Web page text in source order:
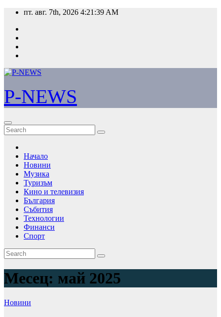
Skip
content
пт. авг. 7th, 2026 4:21:40 AM
P-NEWS
Начало
Новини
Музика
Туризъм
Кино и телевизия
България
Събития
Технологии
Финанси
Спорт
Месец: май 2025
Новини